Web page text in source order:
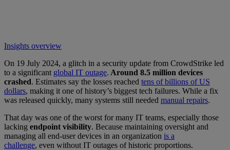
Insights overview
On 19 July 2024, a glitch in a security update from CrowdStrike led
to a significant global IT outage. Around 8.5 million devices
crashed. Estimates say the losses reached tens of billions of US
dollars, making it one of history’s biggest tech failures. While a fix
was released quickly, many systems still needed manual repairs.
That day was one of the worst for many IT teams, especially those
lacking endpoint visibility. Because maintaining oversight and
managing all end-user devices in an organization is a
challenge, even without IT outages of historic proportions.